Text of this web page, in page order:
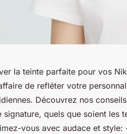
la teinte parfaite pour vos
de refléter votre
Découvrez nos
signature, quels que soient les
vous avec audace et style: